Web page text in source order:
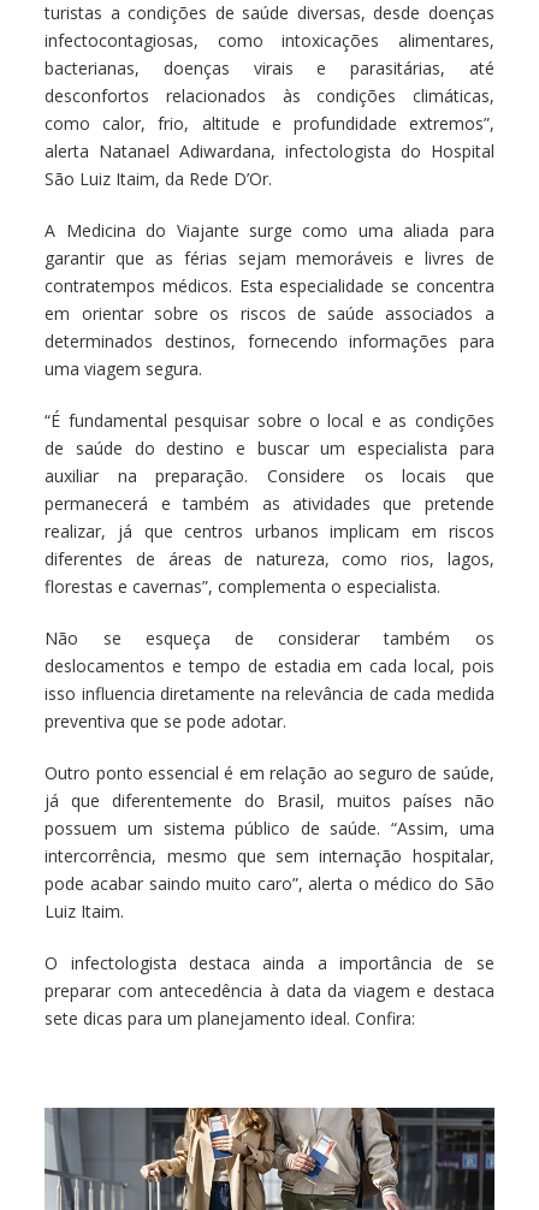
turistas a condições de saúde diversas, desde doenças
infectocontagiosas, como intoxicações alimentares,
bacterianas, doenças virais e parasitárias, até
desconfortos relacionados às condições climáticas,
como calor, frio, altitude e profundidade extremos”,
alerta Natanael Adiwardana, infectologista do Hospital
São Luiz Itaim, da Rede D’Or.
A Medicina do Viajante surge como uma aliada para
garantir que as férias sejam memoráveis e livres de
contratempos médicos. Esta especialidade se concentra
em orientar sobre os riscos de saúde associados a
determinados destinos, fornecendo informações para
uma viagem segura.
“É fundamental pesquisar sobre o local e as condições
de saúde do destino e buscar um especialista para
auxiliar na preparação. Considere os locais que
permanecerá e também as atividades que pretende
realizar, já que centros urbanos implicam em riscos
diferentes de áreas de natureza, como rios, lagos,
florestas e cavernas”, complementa o especialista.
Não se esqueça de considerar também os
deslocamentos e tempo de estadia em cada local, pois
isso influencia diretamente na relevância de cada medida
preventiva que se pode adotar.
Outro ponto essencial é em relação ao seguro de saúde,
já que diferentemente do Brasil, muitos países não
possuem um sistema público de saúde. “Assim, uma
intercorrência, mesmo que sem internação hospitalar,
pode acabar saindo muito caro”, alerta o médico do São
Luiz Itaim.
O infectologista destaca ainda a importância de se
preparar com antecedência à data da viagem e destaca
sete dicas para um planejamento ideal. Confira: